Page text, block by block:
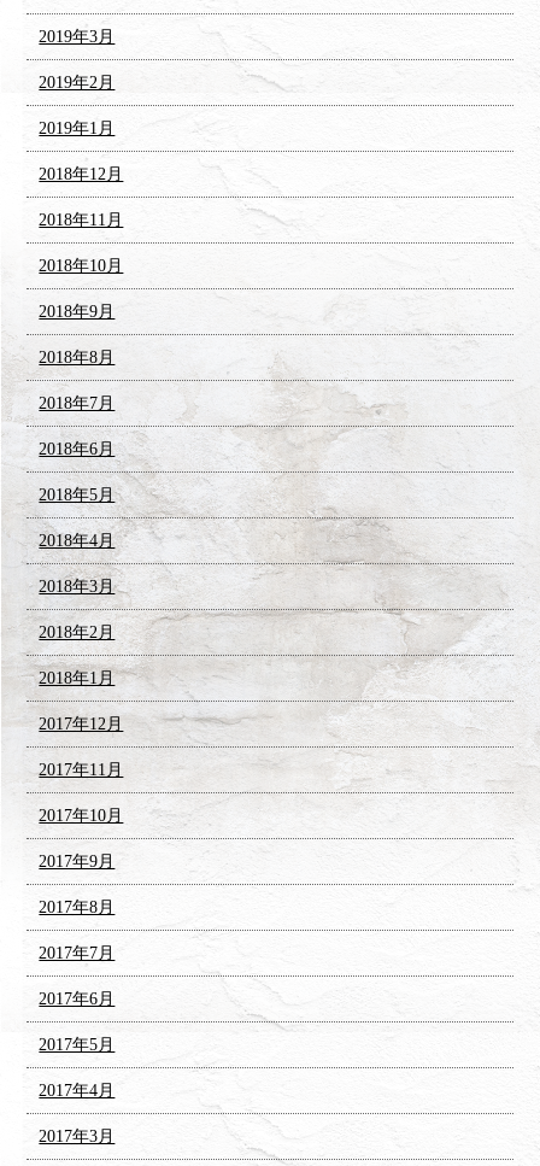
2019年3月
2019年2月
2019年1月
2018年12月
2018年11月
2018年10月
2018年9月
2018年8月
2018年7月
2018年6月
2018年5月
2018年4月
2018年3月
2018年2月
2018年1月
2017年12月
2017年11月
2017年10月
2017年9月
2017年8月
2017年7月
2017年6月
2017年5月
2017年4月
2017年3月